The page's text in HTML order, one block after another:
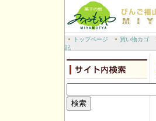
トップページ 買い物カゴ
記